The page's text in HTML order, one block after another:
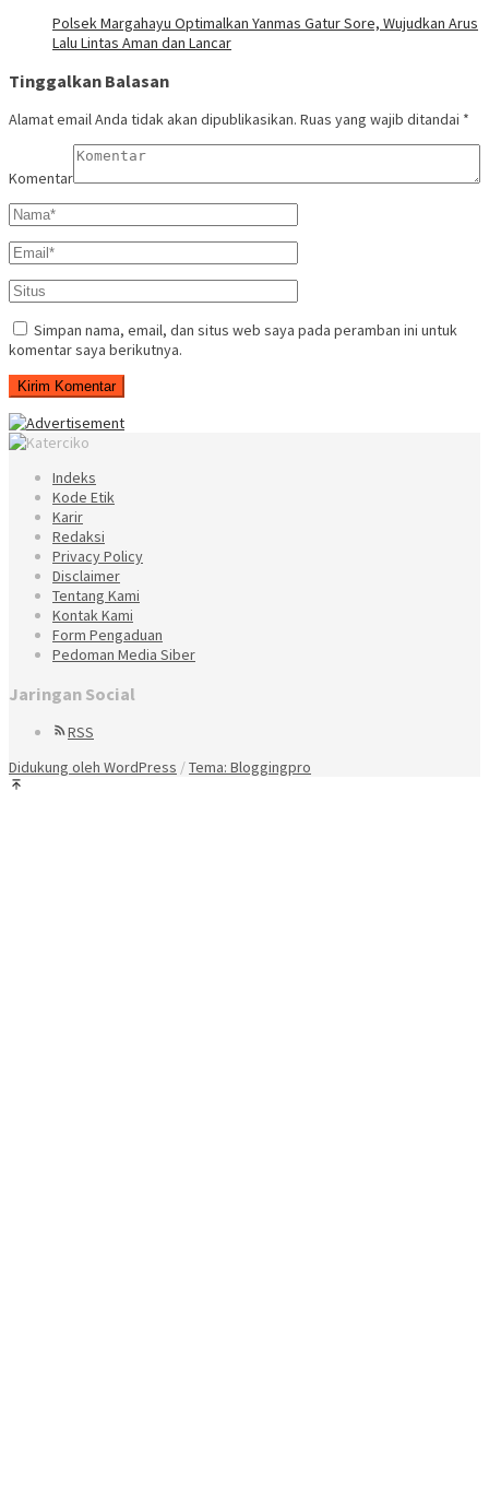
Polsek Margahayu Optimalkan Yanmas Gatur Sore, Wujudkan Arus
Lalu Lintas Aman dan Lancar
Tinggalkan Balasan
Alamat email Anda tidak akan dipublikasikan. Ruas yang wajib ditandai *
Komentar
Simpan nama, email, dan situs web saya pada peramban ini untuk
komentar saya berikutnya.
Indeks
Kode Etik
Karir
Redaksi
Privacy Policy
Disclaimer
Tentang Kami
Kontak Kami
Form Pengaduan
Pedoman Media Siber
Jaringan Social
RSS
Didukung oleh WordPress /Tema: Bloggingpro